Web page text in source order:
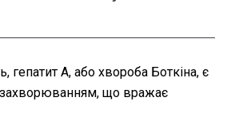
гепатит А, або хвороба Боткіна, є
захворюванням, що вражає